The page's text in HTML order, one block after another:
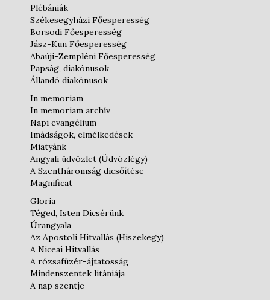
Plébániák
Székesegyházi Főesperesség
Borsodi Főesperesség
Jász-Kun Főesperesség
Abaúji-Zempléni Főesperesség
Papság, diakónusok
Állandó diakónusok
In memoriam
In memoriam archív
Napi evangélium
Imádságok, elmélkedések
Miatyánk
Angyali üdvözlet (Üdvözlégy)
A Szentháromság dicsőítése
Magnificat
Gloria
Téged, Isten Dicsérünk
Úrangyala
Az Apostoli Hitvallás (Hiszekegy)
A Niceai Hitvallás
A rózsafüzér-ájtatosság
Mindenszentek litániája
A nap szentje